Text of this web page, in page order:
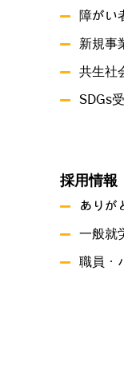
障がい
新規事
共生社
SDGs
採用情報
ありが
一般就
職員・